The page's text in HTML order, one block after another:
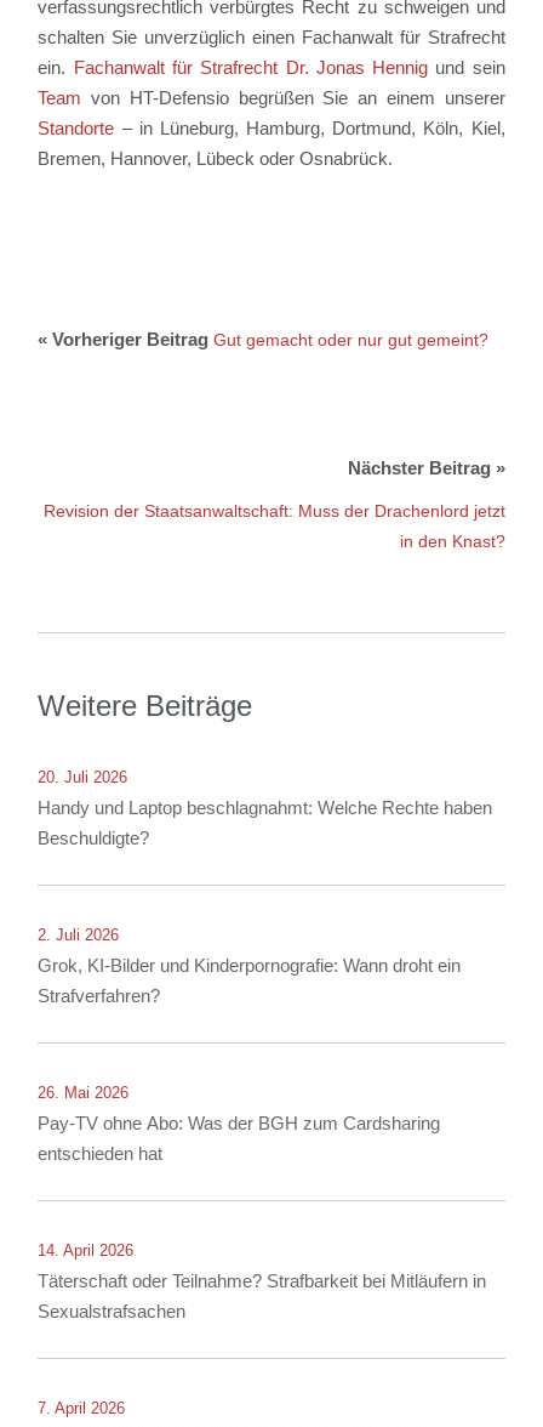
verfassungsrechtlich verbürgtes Recht zu schweigen und
schalten Sie unverzüglich einen Fachanwalt für Strafrecht
ein. Fachanwalt für Strafrecht Dr. Jonas Hennig und sein
Team von HT-Defensio begrüßen Sie an einem unserer
Standorte – in Lüneburg, Hamburg, Dortmund, Köln, Kiel,
Bremen, Hannover, Lübeck oder Osnabrück.
Gut gemacht oder nur gut gemeint?
Revision der Staatsanwaltschaft: Muss der Drachenlord jetzt
in den Knast?
Weitere Beiträge
20. Juli 2026
Handy und Laptop beschlagnahmt: Welche Rechte haben
Beschuldigte?
2. Juli 2026
Grok, KI-Bilder und Kinderpornografie: Wann droht ein
Strafverfahren?
26. Mai 2026
Pay-TV ohne Abo: Was der BGH zum Cardsharing
entschieden hat
14. April 2026
Täterschaft oder Teilnahme? Strafbarkeit bei Mitläufern in
Sexualstrafsachen
7. April 2026